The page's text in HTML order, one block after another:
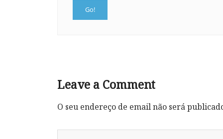
Leave a Comment
O seu endereço de email não será